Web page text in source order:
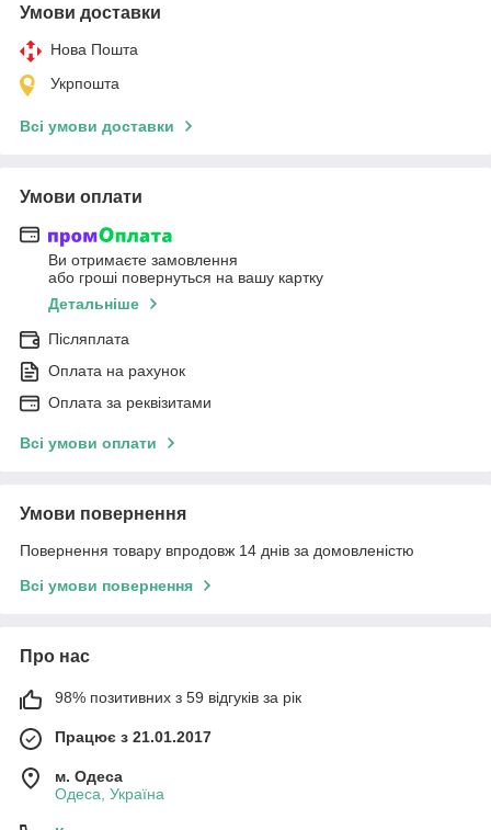
Умови доставки
Нова Пошта
Укрпошта
Всі умови доставки
Умови оплати
Ви отримаєте замовлення
або гроші повернуться на вашу картку
Детальніше
Післяплата
Оплата на рахунок
Оплата за реквізитами
Всі умови оплати
Умови повернення
Повернення товару впродовж 14 днів за домовленістю
Всі умови повернення
Про нас
98% позитивних з 59 відгуків за рік
Працює з 21.01.2017
м. Одеса
Одеса, Україна